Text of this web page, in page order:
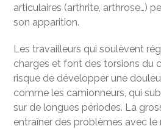
articulaires (arthrite, arthrose…)
son apparition.
Les travailleurs qui soulèvent
charges et font des torsions du
risque de développer une
comme les camionneurs, qui
sur de longues périodes. La
entraîner des problèmes avec le